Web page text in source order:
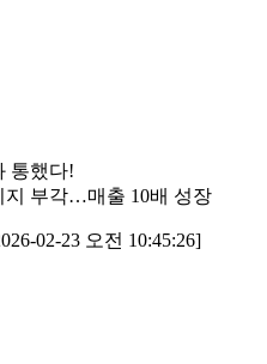
통했다!
지 부각…매출 10배 성장
02-23 오전 10:45:26]